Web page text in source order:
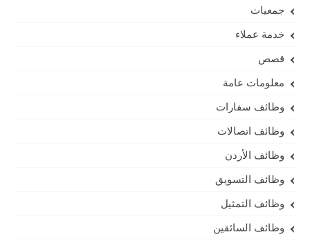
جمعيات
خدمة عملاء
قصص
معلومات عامة
وظائف سفارات
وظائف اتصالات
وظائف الأردن
وظائف التسويق
وظائف التمثيل
وظائف السائقين